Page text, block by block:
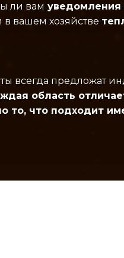
ли вам уведомления
в вашем хозяйстве
всегда предложат
область
то, что подходит